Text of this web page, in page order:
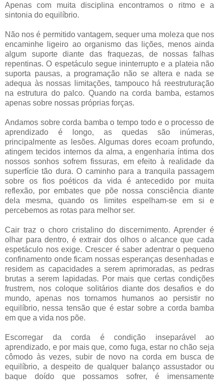
Apenas com muita disciplina encontramos o ritmo e a
sintonia do equilíbrio.
Não nos é permitido vantagem, sequer uma moleza que nos
encaminhe ligeiro ao organismo das lições, menos ainda
algum suporte diante das fraquezas, de nossas falhas
repentinas. O espetáculo segue ininterrupto e a plateia não
suporta pausas, a programação não se altera e nada se
adequa às nossas limitações, tampouco há reestruturação
na estrutura do palco. Quando na corda bamba, estamos
apenas sobre nossas próprias forças.
Andamos sobre corda bamba o tempo todo e o processo de
aprendizado é longo, as quedas são inúmeras,
principalmente as lesões. Algumas dores ecoam profundo,
atingem tecidos internos da alma, a engenharia íntima dos
nossos sonhos sofrem fissuras, em efeito à realidade da
superfície tão dura. O caminho para a tranquila passagem
sobre os fios poéticos da vida é antecedido por muita
reflexão, por embates que põe nossa consciência diante
dela mesma, quando os limites espelham-se em si e
percebemos as rotas para melhor ser.
Cair traz o choro cristalino do discernimento. Aprender é
olhar para dentro, é extrair dos olhos o alcance que cada
espetáculo nos exige. Crescer é saber adentrar o pequeno
confinamento onde ficam nossas esperanças desenhadas e
residem as capacidades a serem aprimoradas, as pedras
brutas a serem lapidadas. Por mais que certas condições
frustrem, nos coloque solitários diante dos desafios e do
mundo, apenas nos tornamos humanos ao persistir no
equilíbrio, nessa tensão que é estar sobre a corda bamba
em que a vida nos põe.
Escorregar da corda é condição inseparável ao
aprendizado, e por mais que, como fuga, estar no chão seja
cômodo às vezes, subir de novo na corda em busca de
equilíbrio, a despeito de qualquer balanço assustador ou
baque doído que possamos sofrer, é imensamente